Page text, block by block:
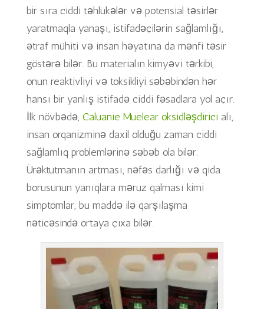
bir sıra ciddi təhlükələr və potensial təsirlər
yaratmaqla yanaşı, istifadəçilərin sağlamlığı,
ətraf mühiti və insan həyatına da mənfi təsir
göstərə bilər. Bu materialın kimyəvi tərkibi,
onun reaktivliyi və toksikliyi səbəbindən hər
hansı bir yanlış istifadə ciddi fəsadlara yol açır.
İlk növbədə, Caluanie Muelear oksidləşdirici alı,
insan orqanizminə daxil olduğu zaman ciddi
sağlamlıq problemlərinə səbəb ola bilər.
Ürəktutmanın artması, nəfəs darlığı və qida
borusunun yanıqlara məruz qalması kimi
simptomlar, bu maddə ilə qarşılaşma
nəticəsində ortaya çıxa bilər.